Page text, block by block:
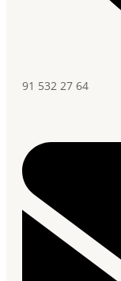
91 532 27 64